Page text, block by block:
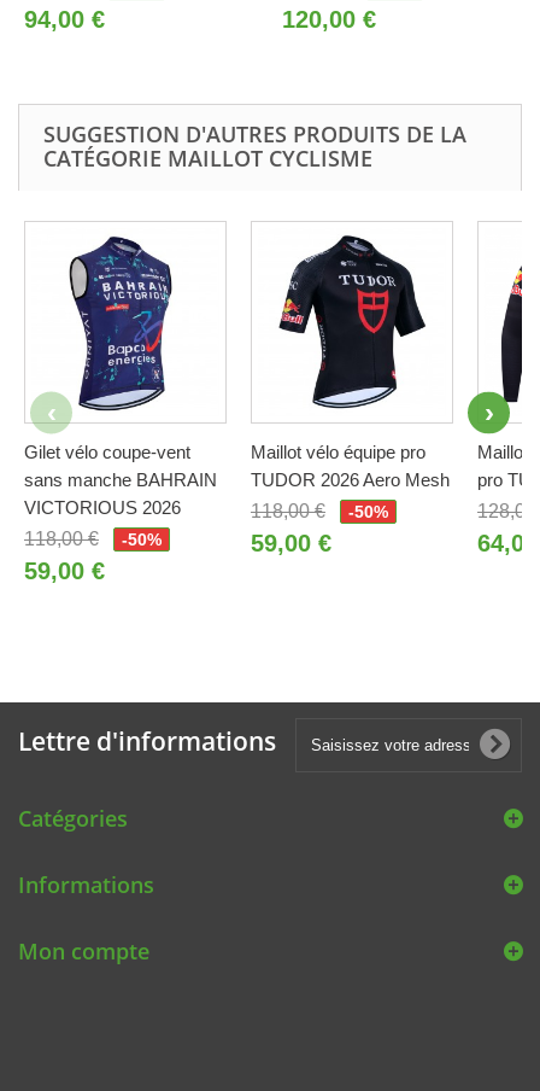
94,00 € 120,00 €
SUGGESTION D'AUTRES PRODUITS DE LA
CATÉGORIE MAILLOT CYCLISME
Gilet vélo coupe-vent
sans manche BAHRAIN
VICTORIOUS 2026
118,00 €
-50%
59,00 €
Maillot vélo équipe pro
TUDOR 2026 Aero Mesh
118,00 €
-50%
59,00 €
Maillot
pro
128,00
Lettre d'informations
Catégories
Informations
Mon compte